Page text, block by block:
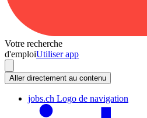
Votre recherche
d'emploiUtiliser app
Aller directement au contenu
jobs.ch Logo de navigation